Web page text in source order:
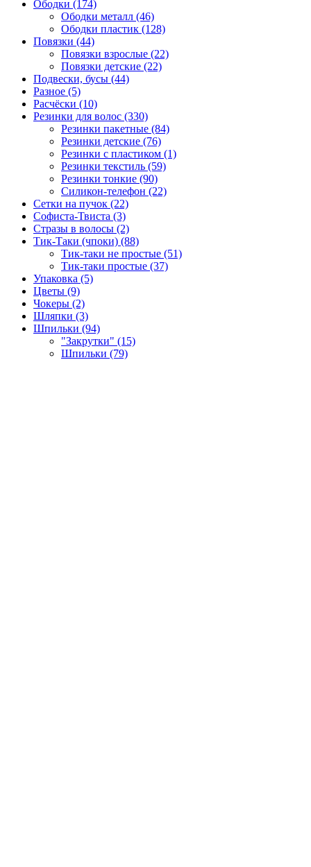
Ободки (174)
Ободки металл (46)
Ободки пластик (128)
Повязки (44)
Повязки взрослые (22)
Повязки детские (22)
Подвески, бусы (44)
Разное (5)
Расчёски (10)
Резинки для волос (330)
Резинки пакетные (84)
Резинки детские (76)
Резинки с пластиком (1)
Резинки текстиль (59)
Резинки тонкие (90)
Силикон-телефон (22)
Сетки на пучок (22)
Софиста-Твиста (3)
Стразы в волосы (2)
Тик-Таки (чпоки) (88)
Тик-таки не простые (51)
Тик-таки простые (37)
Упаковка (5)
Цветы (9)
Чокеры (2)
Шляпки (3)
Шпильки (94)
"Закрутки" (15)
Шпильки (79)